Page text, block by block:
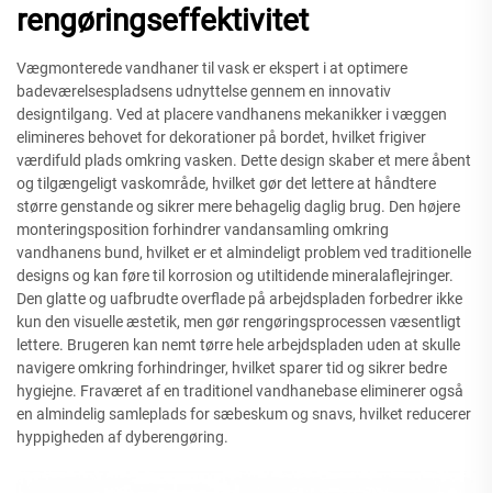
rengøringseffektivitet
Vægmonterede vandhaner til vask er ekspert i at optimere
badeværelsespladsens udnyttelse gennem en innovativ
designtilgang. Ved at placere vandhanens mekanikker i væggen
elimineres behovet for dekorationer på bordet, hvilket frigiver
værdifuld plads omkring vasken. Dette design skaber et mere åbent
og tilgængeligt vaskområde, hvilket gør det lettere at håndtere
større genstande og sikrer mere behagelig daglig brug. Den højere
monteringsposition forhindrer vandansamling omkring
vandhanens bund, hvilket er et almindeligt problem ved traditionelle
designs og kan føre til korrosion og utiltidende mineralaflejringer.
Den glatte og uafbrudte overflade på arbejdspladen forbedrer ikke
kun den visuelle æstetik, men gør rengøringsprocessen væsentligt
lettere. Brugeren kan nemt tørre hele arbejdspladen uden at skulle
navigere omkring forhindringer, hvilket sparer tid og sikrer bedre
hygiejne. Fraværet af en traditionel vandhanebase eliminerer også
en almindelig samleplads for sæbeskum og snavs, hvilket reducerer
hyppigheden af dyberengøring.